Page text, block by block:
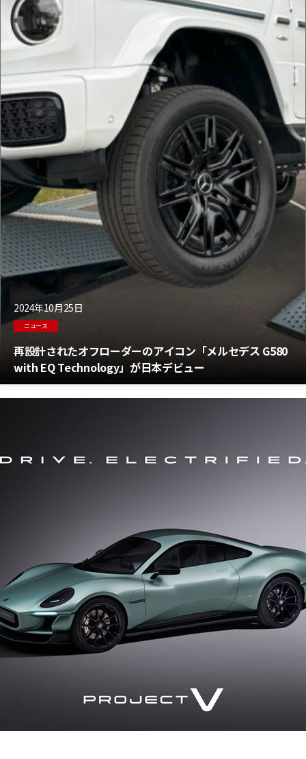
2024年10月25日
ニュース
再設計されたオフローダーのアイコン「メルセデス G580
with EQ Technology」が日本デビュー